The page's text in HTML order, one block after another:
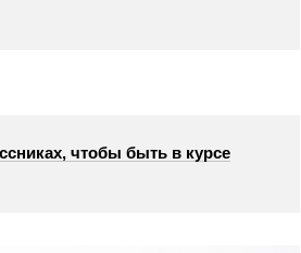
чтобы быть в курсе